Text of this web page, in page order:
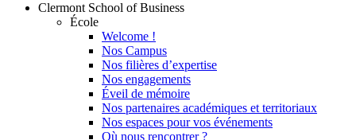
Clermont School of Business
École
Welcome !
Nos Campus
Nos filières d’expertise
Nos engagements
Éveil de mémoire
Nos partenaires académiques et territoriaux
Nos espaces pour vos événements
Où nous rencontrer ?